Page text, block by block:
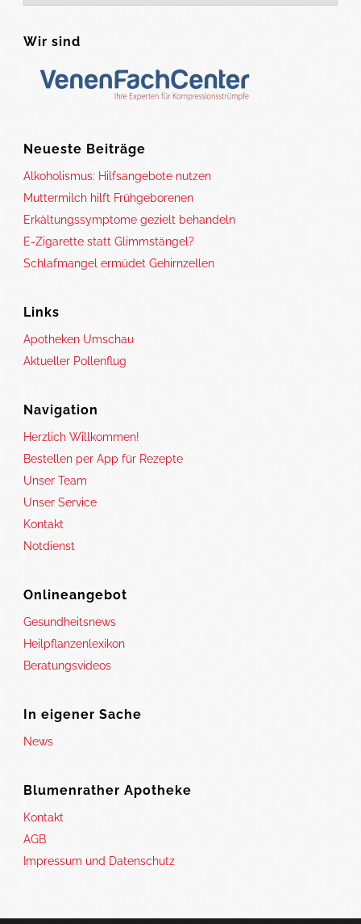
Wir sind
Neueste Beiträge
Alkoholismus: Hilfsangebote nutzen
Muttermilch hilft Frühgeborenen
Erkältungssymptome gezielt behandeln
E-Zigarette statt Glimmstängel?
Schlafmangel ermüdet Gehirnzellen
Links
Apotheken Umschau
Aktueller Pollenflug
Navigation
Herzlich Willkommen!
Bestellen per App für Rezepte
Unser Team
Unser Service
Kontakt
Notdienst
Onlineangebot
Gesundheitsnews
Heilpflanzenlexikon
Beratungsvideos
In eigener Sache
News
Blumenrather Apotheke
Kontakt
AGB
Impressum und Datenschutz